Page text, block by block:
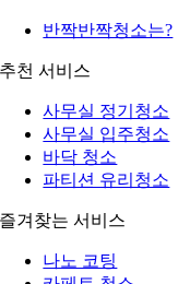
반짝반짝청소는?
추천 서비스
사무실 정기청소
사무실 입주청소
바닥 청소
파티션 유리청소
즐겨찾는 서비스
나노 코팅